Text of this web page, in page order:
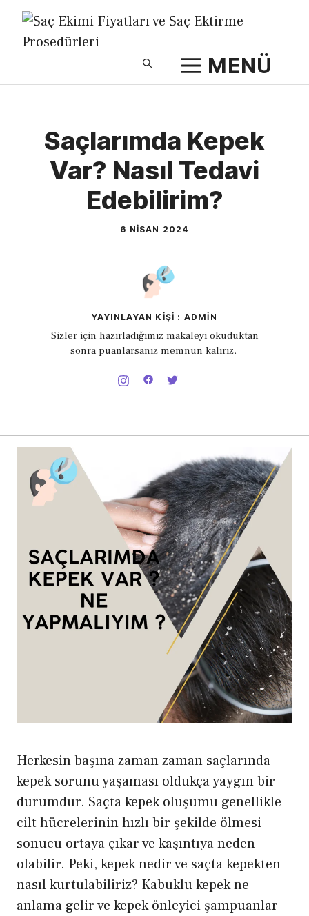
İçeriğe
MENÜ
Saçlarımda Kepek
Var? Nasıl Tedavi
Edebilirim?
6 NISAN 2024
YAYINLAYAN KIŞI : ADMIN
Sizler için hazırladığımız makaleyi okuduktan
sonra puanlarsanız memnun kalırız.
Herkesin başına zaman zaman saçlarında
kepek sorunu yaşaması oldukça yaygın bir
durumdur. Saçta kepek oluşumu genellikle
cilt hücrelerinin hızlı bir şekilde ölmesi
sonucu ortaya çıkar ve kaşıntıya neden
olabilir. Peki, kepek nedir ve saçta kepekten
nasıl kurtulabiliriz? Kabuklu kepek ne
anlama gelir ve kepek önleyici şampuanlar